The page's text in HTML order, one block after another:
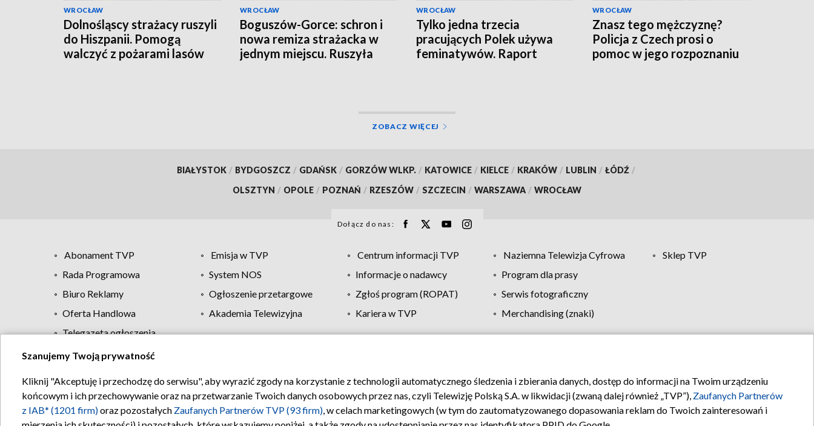
WROCŁAW
Dolnośląscy strażacy ruszyli
do Hiszpanii. Pomogą
walczyć z pożarami lasów
WROCŁAW
Boguszów-Gorce: schron i
nowa remiza strażacka w
jednym miejscu. Ruszyła
WROCŁAW
Tylko jedna trzecia
pracujących Polek używa
feminatywów. Raport
WROCŁAW
Znasz tego mężczyznę?
Policja z Czech prosi o
pomoc w jego rozpoznaniu
ZOBACZ WIĘCEJ
BIAŁYSTOK / BYDGOSZCZ / GDAŃSK / GORZÓW WLKP. / KATOWICE / KIELCE / KRAKÓW / LUBLIN / ŁÓDŹ /
OLSZTYN / OPOLE / POZNAŃ / RZESZÓW / SZCZECIN / WARSZAWA / WROCŁAW
Dołącz do nas:
Abonament TVP Emisja w TVP Centrum informacji TVP Naziemna Telewizja Cyfrowa
Sklep TVP
Rada Programowa
System NOS Informacje o nadawcy
Program dla prasy
Biuro Reklamy
Ogłoszenie przetargowe Zgłoś program (ROPAT)
Serwis fotograficzny
Oferta Handlowa
Akademia Telewizyjna Kariera w TVP
Merchandising (znaki)
Telegazeta ogłoszenia
Regulamin TVP Polityka prywatności Moje zgody Pomoc Biuro reklamy Kontakt
Szanujemy Twoją prywatność
Kliknij "Akceptuję i przechodzę do serwisu", aby wyrazić zgody na korzystanie z technologii automatycznego śledzenia i zbierania danych, dostęp do informacji na Twoim urządzeniu
końcowym i ich przechowywanie oraz na przetwarzanie Twoich danych osobowych przez nas, czyli Telewizję Polską S.A. w likwidacji (zwaną dalej również „TVP”), Zaufanych Partnerów
z IAB* (1201 firm)oraz pozostałych Zaufanych Partnerów TVP (93 firm), w celach marketingowych (w tym do zautomatyzowanego dopasowania reklam do Twoich zainteresowań i